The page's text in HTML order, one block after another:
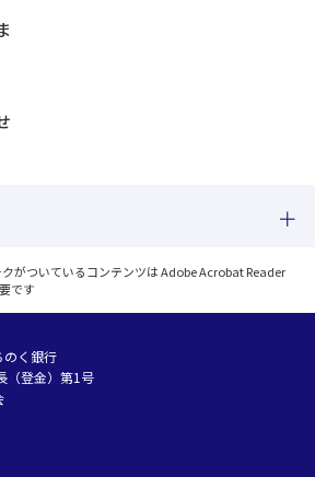
関するグループ共同利用について
び金融犯罪の防止について
けた業務運営方針
クがついているコンテンツは Adobe Acrobat Reader
です
ちのく銀行
長（登金）第1号
会